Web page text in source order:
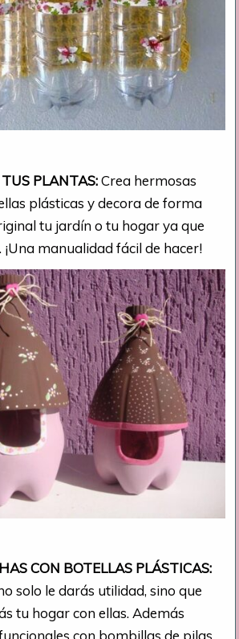
PLANTAS:Crea hermosas
plásticas y decora de forma
tu jardín o tu hogar ya que
¡Una manualidad fácil de hacer!
CON BOTELLAS PLÁSTICAS:
solo le darás utilidad, sino que
tu hogar con ellas. Además
con bombillas de pilas.